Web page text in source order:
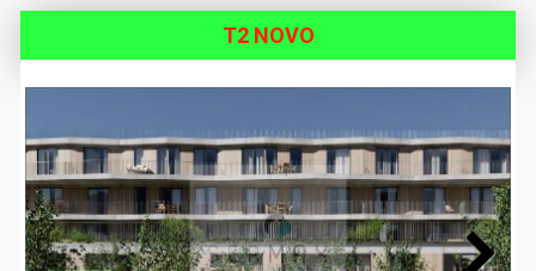
T2 NOVO